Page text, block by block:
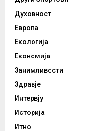
Духовност
Европа
Екологија
Економија
Занимливости
Здравје
Интервју
Историја
Итно